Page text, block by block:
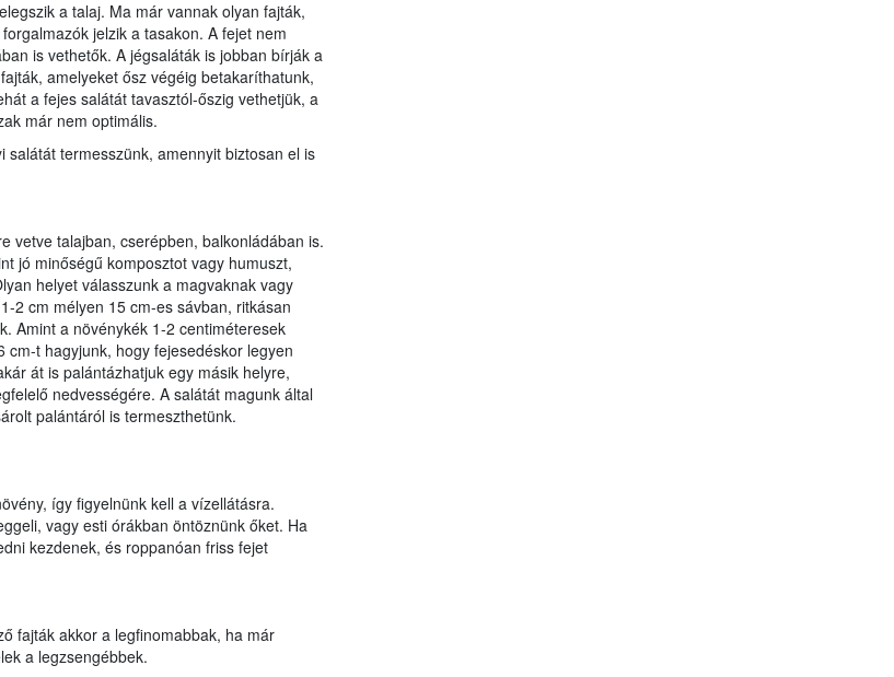
a talaj. Ma már vannak olyan fajták,
jelzik a tasakon. A fejet nem
is vethetők. A jégsaláták is jobban bírják a
amelyeket ősz végéig betakaríthatunk,
a fejes salátát tavasztól-őszig vethetjük, a
már nem optimális.
termesszünk, amennyit biztosan el is
vetve talajban, cserépben, balkonládában is.
jó minőségű komposztot vagy humuszt,
helyet válasszunk a magvaknak vagy
2 cm mélyen 15 cm-es sávban, ritkásan
Amint a növénykék 1-2 centiméteresek
t hagyjunk, hogy fejesedéskor legyen
át is palántázhatjuk egy másik helyre,
nedvességére. A salátát magunk által
palántáról is termeszthetünk.
így figyelnünk kell a vízellátásra.
vagy esti órákban öntöznünk őket. Ha
kezdenek, és roppanóan friss fejet
fajták akkor a legfinomabbak, ha már
a legzsengébbek.